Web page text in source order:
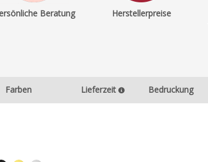
Beratung Herstellerpreise
Farben Lieferzeit Bedruckung